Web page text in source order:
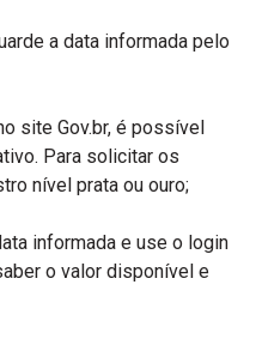
a data informada pelo
site Gov.br, é possível
Para solicitar os
nível prata ou ouro;
informada e use o login
o valor disponível e